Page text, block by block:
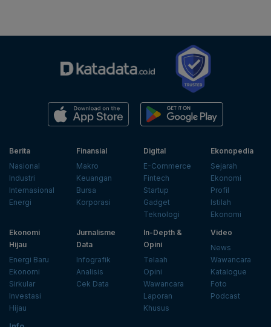
Berita
Nasional
Industri
Internasional
Energi
Finansial
Makro
Keuangan
Bursa
Korporasi
Digital
E-Commerce
Fintech
Startup
Gadget
Teknologi
Ekonopedia
Sejarah
Ekonomi
Profil
Istilah
Ekonomi
Ekonomi
Hijau
Energi Baru
Ekonomi
Sirkular
Investasi
Hijau
Jurnalisme
Data
Infografik
Analisis
Cek Data
In-Depth &
Opini
Telaah
Opini
Wawancara
Laporan
Khusus
Video
News
Wawancara
Katalogue
Foto
Podcast